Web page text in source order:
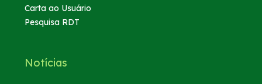
Carta ao Usuário
Pesquisa RDT
Notícias